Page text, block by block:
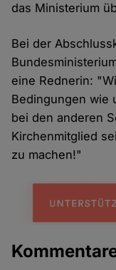
das Ministerium
Bei der
eine Rednerin:
Bedingungen wie
bei den anderen
Kirchenmitglied
zu machen!"